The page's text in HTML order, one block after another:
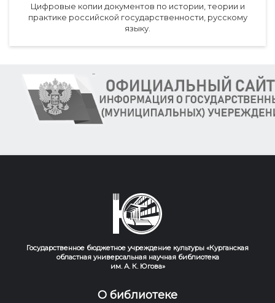
Цифровые копии документов по истории, теории и
практике российской государственности, русскому
языку.
Государственное бюджетное учреждение культуры «Курганская
областная универсальная научная библиотека
им. А. К. Югова»
О библиотеке